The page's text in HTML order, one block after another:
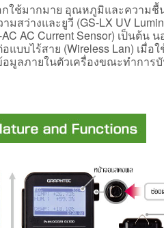
ใช้มากมาย อุณหภูมิและความชื้
มสว่างและยูวี (GS-LX UV
AC Current Sensor) เป็นต้น
แบบไร้สาย (Wireless Lan) เมื่อ
อมูลภายในตัวเครื่องขณะทำการ